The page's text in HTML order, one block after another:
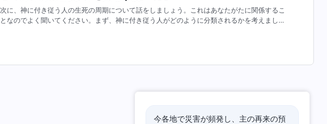
次に、神に付き従う人の生死の周期について話をしましょう。これはあなたがたに関係するこ
となのでよく聞いてください。まず、神に付き従う人がどのように分類されるかを考えましょ
今各地で災害が頻発し、主の再来の預